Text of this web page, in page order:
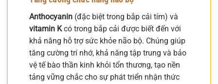
Anthocyanin (đặc biệt trong bắp cải tím) và
vitamin Kcó trong bắp cải được biết đến với
khả năng hỗ trợ sức khỏe não bộ. Chúng giúp
tăng cường trí nhớ, khả năng tập trung và bảo
vệ tế bào thần kinh khỏi tổn thương, tạo nền
tảng vững chắc cho sự phát triển nhận thức